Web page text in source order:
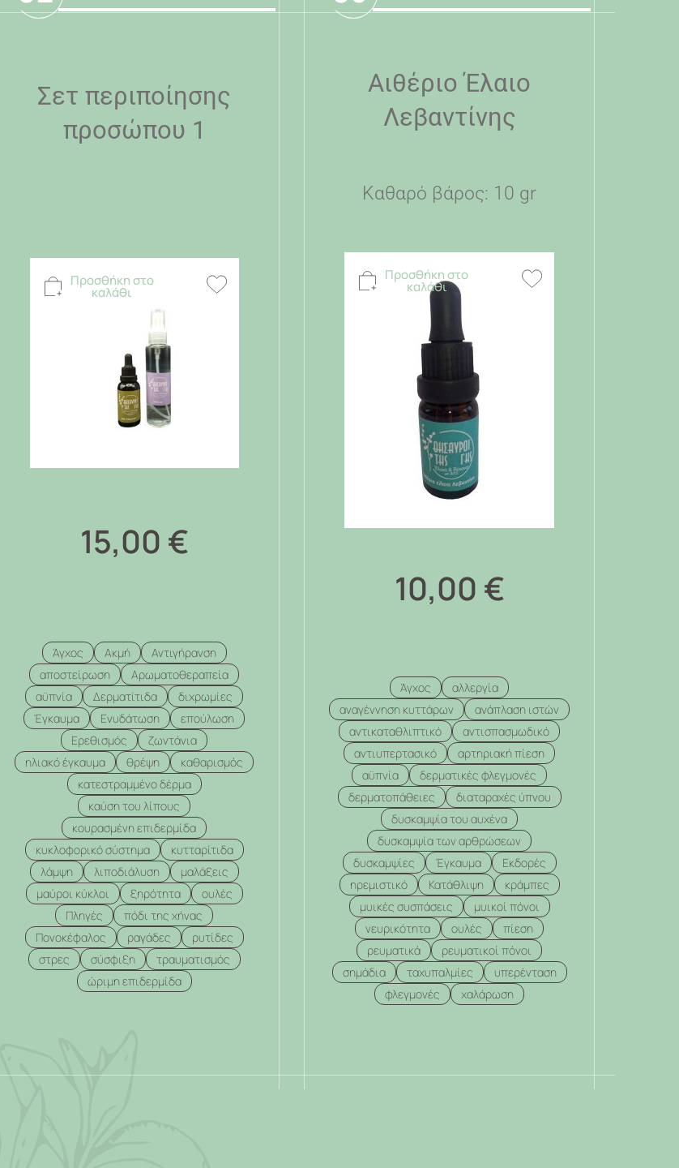
Σετ περιποίησης
προσώπου 1
Προσθήκη στο
καλάθι
15,00 €
Άγχος Ακμή
Αντιγήρανση
αποστείρωση
Αρωματοθεραπεία
αϋπνία
Δερματίτιδα
διχρωμίες
Έγκαυμα
Ενυδάτωση
επούλωση
Ερεθισμός
ζωντάνια
ηλιακό έγκαυμα
θρέψη
καθαρισμός
κατεστραμμένο δέρμα
καύση του λίπους
κουρασμένη επιδερμίδα
κυκλοφορικό σύστημα
κυτταρίτιδα
λάμψη
λιποδιάλυση
μαλάξεις
μαύροι κύκλοι
ξηρότητα
ουλές
Πληγές
πόδι της χήνας
Πονοκέφαλος
ραγάδες
ρυτίδες
στρες
σύσφιξη
τραυματισμός
ώριμη επιδερμίδα
.
Αιθέριο Έλαιο
Λεβαντίνης
Καθαρό βάρος: 10 gr
Προσθήκη στο
καλάθι
10,00 €
Άγχος
αλλεργία
αναγέννηση κυττάρων
ανάπλαση ιστών
αντικαταθλιπτικό
αντισπασμωδικό
αντιυπερτασικό
αρτηριακή πίεση
αϋπνία
δερματικές φλεγμονές
δερματοπάθειες
διαταραχές ύπνου
δυσκαμψία του αυχένα
δυσκαμψία των αρθρώσεων
δυσκαμψίες
Έγκαυμα
Εκδορές
ηρεμιστικό
Κατάθλιψη
κράμπες
μυικές συσπάσεις
μυικοί πόνοι
νευρικότητα
ουλές
πίεση
ρευματικά
ρευματικοί πόνοι
σημάδια
ταχυπαλμίες
υπερένταση
φλεγμονές
χαλάρωση
.